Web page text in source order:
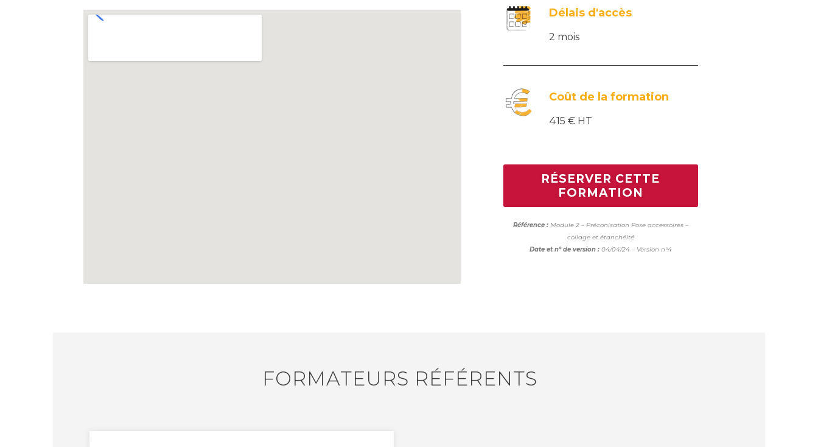
Délais d'accès
2 mois
Coût de la formation
415 € HT
RÉSERVER CETTE
FORMATION
Référence :Module 2 – Préconisation Pose accessoires –
collage et étanchéité
Date et n° de version :04/04/24 – Version n°4
FORMATEURS RÉFÉRENTS